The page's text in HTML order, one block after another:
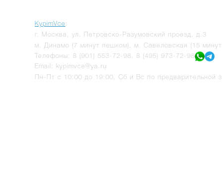
KypimVce:
г.
Москва
ул. Петровско-Разумовский проезд, д.3
м. Динамо (7 минут пешком), м. Савеловская (15
Телефоны: 8 (901) 553-72-98
8 (495) 973-72-98
Email: kypimvce@ya.ru
Пн-Пт с 10:00 до 19:00, Сб и Вс по предварительной